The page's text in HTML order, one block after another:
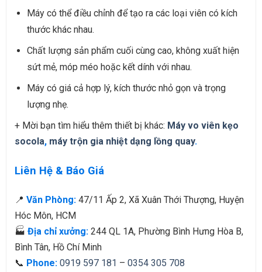
Máy có thể điều chỉnh để tạo ra các loại viên có kích
thước khác nhau.
Chất lượng sản phẩm cuối cùng cao, không xuất hiện
sứt mẻ, móp méo hoặc kết dính với nhau.
Máy có giá cả hợp lý, kích thước nhỏ gọn và trọng
lượng nhẹ.
+ Mời bạn tìm hiểu thêm thiết bị khác: Máy vo viên kẹo
socola, máy trộn gia nhiệt dạng lồng quay.
Liên Hệ & Báo Giá
📍 Văn Phòng:47/11 Ấp 2, Xã Xuân Thới Thượng, Huyện
Hóc Môn, HCM
🏭 Địa chỉ xưởng:244 QL 1A, Phường Bình Hưng Hòa B,
Bình Tân, Hồ Chí Minh
📞 Phone: 0919 597 181 – 0354 305 708